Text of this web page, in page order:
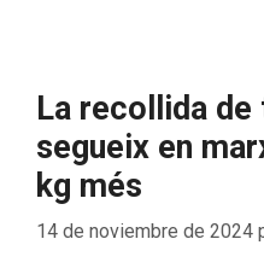
La recollida
segueix en
kg més
14 de noviembre de 2024